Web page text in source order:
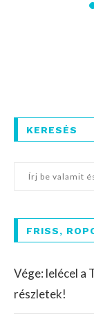
KERESÉS
FRISS,
Vége: lelécel a
részletek!